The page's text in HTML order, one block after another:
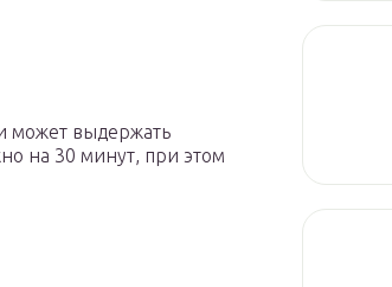
может выдержать
на 30 минут, при этом